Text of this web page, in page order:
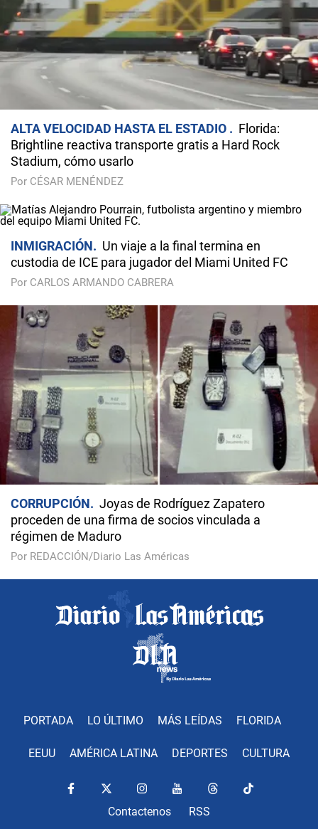
ALTA VELOCIDAD HASTA EL ESTADIO
Florida:
Brightline reactiva transporte gratis a Hard Rock
Stadium, cómo usarlo
Por CÉSAR MENÉNDEZ
INMIGRACIÓN
Un viaje a la final termina en
custodia de ICE para jugador del Miami United FC
Por CARLOS ARMANDO CABRERA
CORRUPCIÓN
Joyas de Rodríguez Zapatero
proceden de una firma de socios vinculada a
régimen de Maduro
Por REDACCIÓN/Diario Las Américas
PORTADA LO ÚLTIMO MÁS LEÍDAS FLORIDA
EEUU AMÉRICA LATINA DEPORTES CULTURA
Contactenos RSS